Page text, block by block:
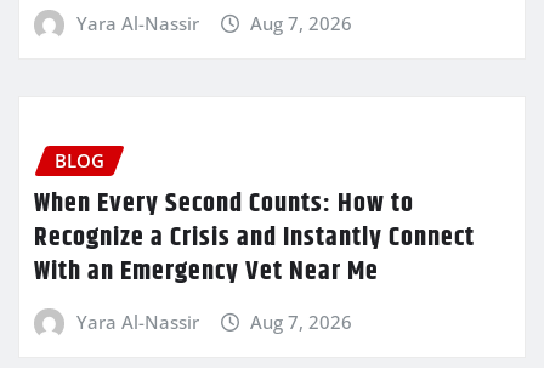
Yara Al-Nassir Aug 7, 2026
BLOG
When Every Second Counts: How to
Recognize a Crisis and Instantly Connect
With an Emergency Vet Near Me
Yara Al-Nassir Aug 7, 2026